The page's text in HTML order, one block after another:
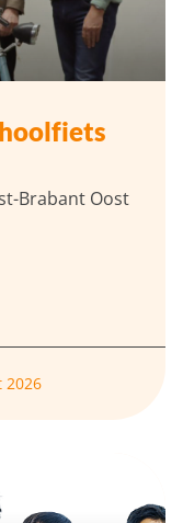
Brabant Oost
2026